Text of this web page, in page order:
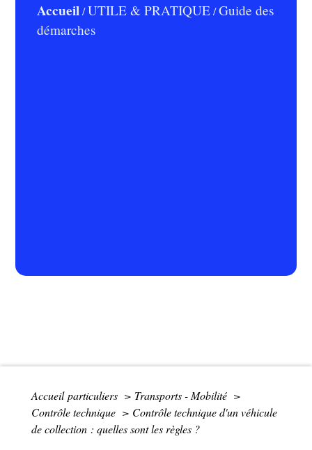
Accueil/UTILE & PRATIQUE/Guide des
démarches
Accueil particuliers > Transports - Mobilité >
Contrôle technique > Contrôle technique d'un véhicule
de collection : quelles sont les règles ?